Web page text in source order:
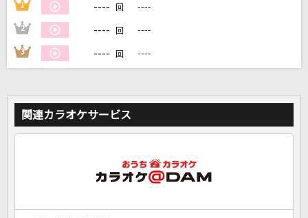
1 ---- 回 ----
2 ---- 回 ----
3 ---- 回 ----
関連カラオケサービス